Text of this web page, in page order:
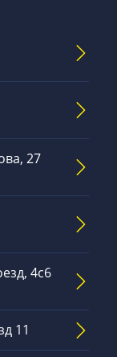
27
4с6
11